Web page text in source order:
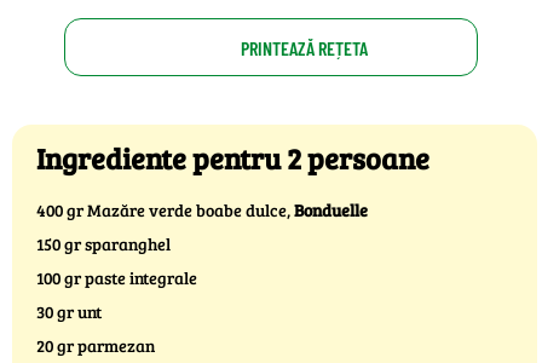
PRINTEAZĂ REȚETA
Ingrediente pentru 2 persoane
400 gr Mazăre verde boabe dulce,Bonduelle
150 gr sparanghel
100 gr paste integrale
30 gr unt
20 gr parmezan